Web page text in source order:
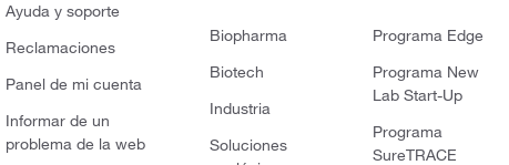
Ayuda y soporte
Reclamaciones
Panel de mi cuenta
Informar de un
problema de la web
Biopharma
Biotech
Industria
Soluciones
Programa Edge
Programa New
Lab Start-Up
Programa
SureTRACE